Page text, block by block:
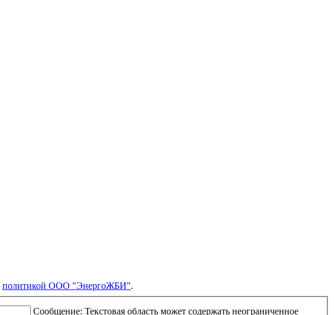
политикой ООО "ЭнергоЖБИ".
Сообщение: Текстовая область может содержать неограниченное